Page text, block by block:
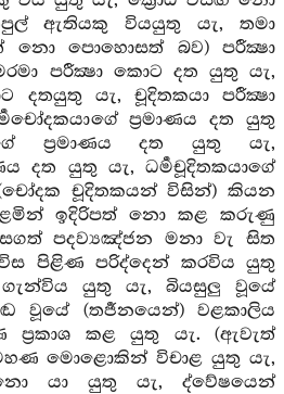
ඇතියකු වියයුතු යැ, තමා
නො පොහොසත් බව) පරීක්‍ෂා
පරීක්‍ෂා කොට දත යුතු යැ,
දතයුතු යැ, චූදිතකයා පරීක්‍ෂා
ප්‍රමාණය දත යුතු
ප්‍රමාණය දත යුතු යැ,
දත යුතු යැ, ධර්‍මචූදිතකයාගේ
(චෝදක චූදිතකයන් විසින්) කියන
ඉදිරිපත් නො කළ කරුණු
පදව්‍යඤ්ජන මනා වැ සිත
පිළිණ පරිද්දෙන් කරවිය යුතු
යුතු යැ, බියසුලු වූයේ
වූයේ (තර්‍ජනයෙන්) වළකාලිය
කළ යුතු යැ. (ඇවැත්
මොළොකින් විචාළ යුතු යැ,
යා යුතු යැ, ද්වේෂයෙන්